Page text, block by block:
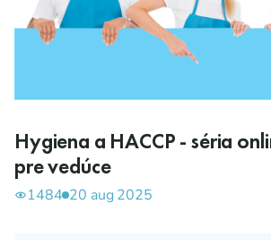
Hygiena a HACCP - séria
pre vedúce
1484 20 aug 2025